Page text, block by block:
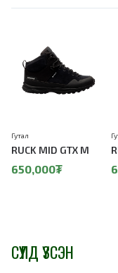
RUCK MID GTX M
Гутал
650,000₮
СҮҮЛД ҮЗСЭН